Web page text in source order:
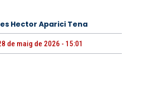
Hector Aparici Tena
de maig de 2026 - 15:01